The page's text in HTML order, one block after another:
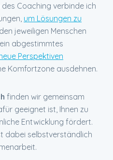
des Coaching verbinde ich
um Lösungen zu
jeweiligen Menschen
abgestimmtes
Perspektiven
Komfortzone ausdehnen.
finden wir gemeinsam
geeignet ist, Ihnen zu
Entwicklung fördert.
dabei selbstverständlich